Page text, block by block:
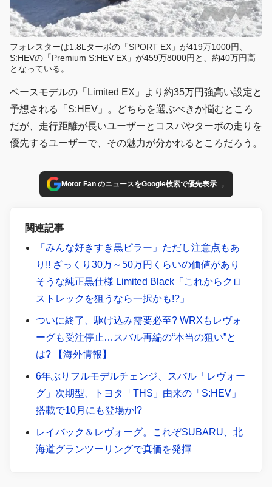
フォレスターは1.8Lターボの「SPORT EX」が419万1000円、
S:HEVの「Premium S:HEV EX」が459万8000円と、約40万円高
となっている。
ベースモデルの「Limited EX」より約35万円強高い設定と
予想される「S:HEV」。どちらを選ぶべきか悩むところ
だが、走行距離が長いユーザーとコスパやターボの走りを
優先するユーザーで、その魅力が分かれるところだろう。
Motor Fan のニュースをGoogle検索で優先表示→
関連記事
「みんな好きすき黒ピラー」ただし注意点もあ
り!! ざっくり30万～50万円くらいの価値があり
そうな純正黒仕様 Limited Black「これからクロ
ストレックを狙うなら一択かも!?」
ついに終了、駆け込み需要必至? WRXもレヴォ
ーグも受注停止…スバル再編の“本当の狙い”と
は? 【海外情報】
6年ぶりフルモデルチェンジ、スバル「レヴォー
グ」次期型、トヨタ「THS」由来の「S:HEV」
搭載で10月にも登場か!?
レイバック＆レヴォーグ。これぞSUBARU、北
海道グランツーリングで真価を発揮